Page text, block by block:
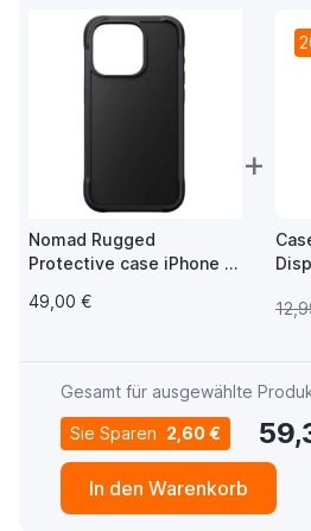
Nomad Rugged
Protective case iPhone 15
49,00 €
+
Pro
Gesamt für ausgewählte
Sie Sparen 2,60 €
In den Warenkorb